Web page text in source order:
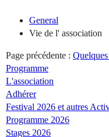
General
Vie de l' association
Page précédente :
Programme
L'association
Adhérer
Festival 2026 et autres
Programme 2026
Stages 2026